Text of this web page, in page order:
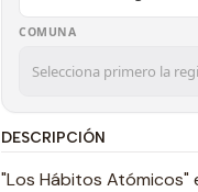
COMUNA
DESCRIPCIÓN
"Los Hábitos